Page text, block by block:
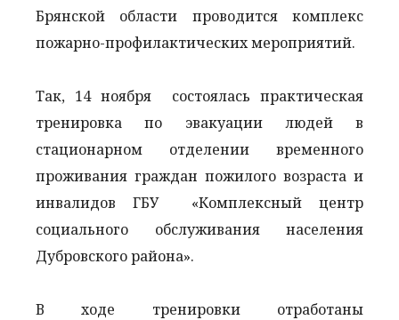
Брянской области проводится комплекс
пожарно-профилактических мероприятий.
Так, 14 ноября состоялась практическая
тренировка по эвакуации людей в
стационарном отделении временного
проживания граждан пожилого возраста и
инвалидов ГБУ «Комплексный центр
социального обслуживания населения
Дубровского района».
В ходе тренировки отработаны